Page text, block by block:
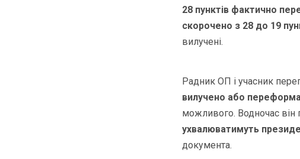
28 пунктів фактично
скорочено з 28 до 19
вилучені.
Радник ОП і учасник
вилучено або
можливого. Водночас він
ухвалюватимуть
документа.